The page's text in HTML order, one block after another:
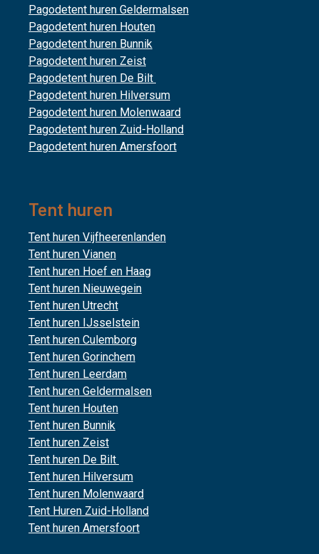
Pagodetent huren Geldermalsen
Pagodetent huren Houten
Pagodetent huren Bunnik
Pagodetent huren Zeist
Pagodetent huren De Bilt
Pagodetent huren Hilversum
Pagodetent huren Molenwaard
Pagodetent huren Zuid-Holland
Pagodetent huren Amersfoort
Tent huren
Tent huren Vijfheerenlanden
Tent huren Vianen
Tent huren Hoef en Haag
Tent huren Nieuwegein
Tent huren Utrecht
Tent huren IJsselstein
Tent huren Culemborg
Tent huren Gorinchem
Tent huren Leerdam
Tent huren Geldermalsen
Tent huren Houten
Tent huren Bunnik
Tent huren Zeist
Tent huren De Bilt
Tent huren Hilversum
Tent huren Molenwaard
Tent Huren Zuid-Holland
Tent huren Amersfoort